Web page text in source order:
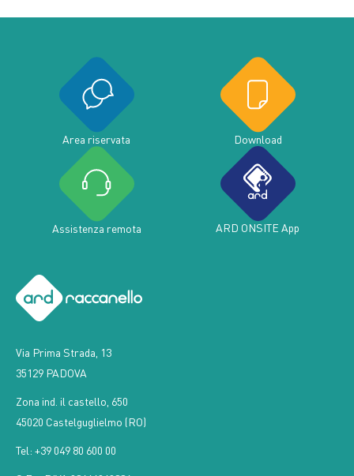
Area riservata Download
Assistenza remota ARD ONSITE App
Via Prima Strada, 13
35129 PADOVA
Zona ind. il castello, 650
45020 Castelguglielmo (RO)
Tel: +39 049 80 600 00